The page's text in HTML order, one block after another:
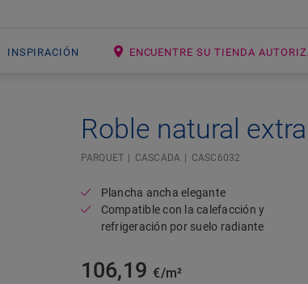
INSPIRACIÓN ENCUENTRE SU TIENDA
Open image in lightbox
Roble natural
PARQUET CASCADA CASC6032
Plancha ancha elegante
Compatible con la calefacción y
refrigeración por suelo radiante
106,19€/m²